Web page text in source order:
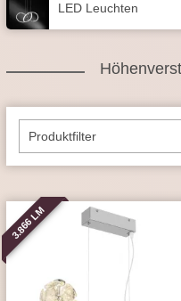
LED Leuchten
Produktfilter
3.866 LM